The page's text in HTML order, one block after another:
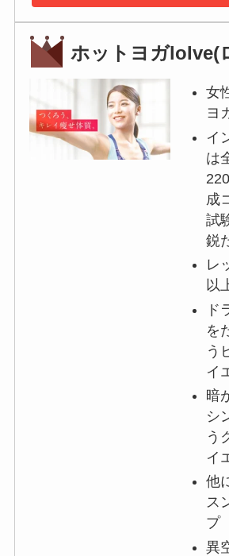
ホットヨガloIve(
女
ヨ
イ
は
成
試
鋭
レ
以
ド
を
う
イ
暗
シ
う
イ
他
ス
プ
異